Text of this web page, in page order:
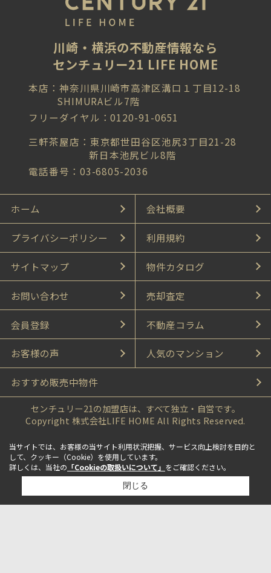
川崎・横浜の不動産情報なら
センチュリー21 LIFE HOME
本店：神奈川県川崎市高津区溝口１丁目12-18
SHIMURAビル7階
フリーダイヤル：0120-91-0651
三軒茶屋店：東京都世田谷区池尻3丁目21-28
新日本池尻ビル8階
電話番号：03-6805-2036
ホーム 会社概要
プライバシーポリシー 利用規約
サイトマップ 物件カタログ
お問い合わせ 売却査定
会員登録 不動産コラム
お客様の声 人気のマンション
おすすめ販売中物件
センチュリー21の加盟店は、すべて独立・自営です。
Copyright 株式会社LIFE HOME All Rights Reserved.
当サイトでは、お客様の当サイト利用状況把握、サービス向上検討を目的と
して、クッキー（Cookie）を使用しています。
詳しくは、当社の 「Cookieの取扱いについて」 をご確認ください。
閉じる